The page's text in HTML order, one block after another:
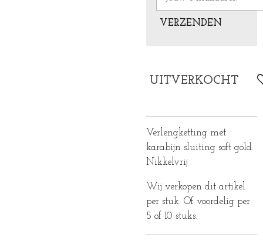
VERZENDEN
UITVERKOCHT
Verlengketting met
karabijn sluiting soft gold.
Nikkelvrij
Wij verkopen dit artikel
per stuk. Of voordelig per
5 of 10 stuks.